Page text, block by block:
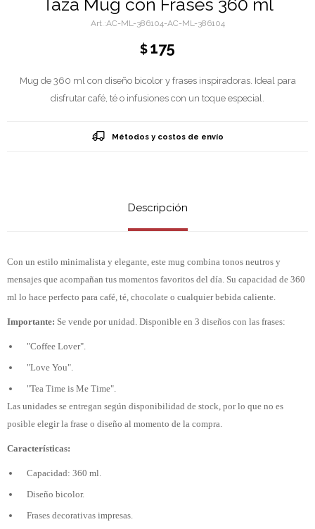
Taza Mug con Frases 360 ml
AC-ML-386104-AC-ML-386104
$175
Mug de 360 ml con diseño bicolor y frases inspiradoras. Ideal para
disfrutar café, té o infusiones con un toque especial.
Métodos y costos de envío
Descripción
Con un estilo minimalista y elegante, este mug combina tonos neutros y
mensajes que acompañan tus momentos favoritos del día. Su capacidad de 360
ml lo hace perfecto para café, té, chocolate o cualquier bebida caliente.
Importante: Se vende por unidad. Disponible en 3 diseños con las frases:
"Coffee Lover".
"Love You".
"Tea Time is Me Time".
Las unidades se entregan según disponibilidad de stock, por lo que no es
posible elegir la frase o diseño al momento de la compra.
Características:
Capacidad: 360 ml.
Diseño bicolor.
Frases decorativas impresas.